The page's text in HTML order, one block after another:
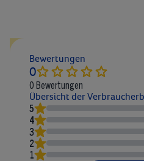
Bewertungen
0
0 Bewertungen
Übersicht der
5
4
3
2
1